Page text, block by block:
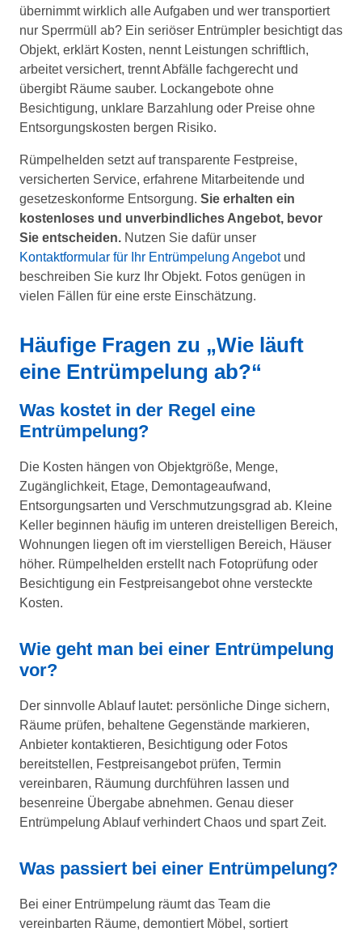
übernimmt wirklich alle Aufgaben und wer transportiert
nur Sperrmüll ab? Ein seriöser Entrümpler besichtigt das
Objekt, erklärt Kosten, nennt Leistungen schriftlich,
arbeitet versichert, trennt Abfälle fachgerecht und
übergibt Räume sauber. Lockangebote ohne
Besichtigung, unklare Barzahlung oder Preise ohne
Entsorgungskosten bergen Risiko.
Rümpelhelden setzt auf transparente Festpreise,
versicherten Service, erfahrene Mitarbeitende und
gesetzeskonforme Entsorgung. Sie erhalten ein
kostenloses und unverbindliches Angebot, bevor
Sie entscheiden. Nutzen Sie dafür unser
Kontaktformular für Ihr Entrümpelung Angebotund
beschreiben Sie kurz Ihr Objekt. Fotos genügen in
vielen Fällen für eine erste Einschätzung.
Häufige Fragen zu „Wie läuft
eine Entrümpelung ab?“
Was kostet in der Regel eine
Entrümpelung?
Die Kosten hängen von Objektgröße, Menge,
Zugänglichkeit, Etage, Demontageaufwand,
Entsorgungsarten und Verschmutzungsgrad ab. Kleine
Keller beginnen häufig im unteren dreistelligen Bereich,
Wohnungen liegen oft im vierstelligen Bereich, Häuser
höher. Rümpelhelden erstellt nach Fotoprüfung oder
Besichtigung ein Festpreisangebot ohne versteckte
Kosten.
Wie geht man bei einer Entrümpelung
vor?
Der sinnvolle Ablauf lautet: persönliche Dinge sichern,
Räume prüfen, behaltene Gegenstände markieren,
Anbieter kontaktieren, Besichtigung oder Fotos
bereitstellen, Festpreisangebot prüfen, Termin
vereinbaren, Räumung durchführen lassen und
besenreine Übergabe abnehmen. Genau dieser
Entrümpelung Ablauf verhindert Chaos und spart Zeit.
Was passiert bei einer Entrümpelung?
Bei einer Entrümpelung räumt das Team die
vereinbarten Räume, demontiert Möbel, sortiert